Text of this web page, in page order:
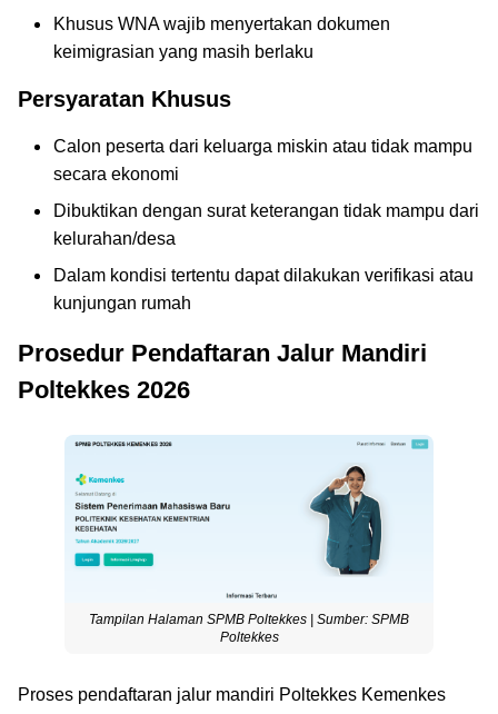
Khusus WNA wajib menyertakan dokumen
keimigrasian yang masih berlaku
Persyaratan Khusus
Calon peserta dari keluarga miskin atau tidak mampu
secara ekonomi
Dibuktikan dengan surat keterangan tidak mampu dari
kelurahan/desa
Dalam kondisi tertentu dapat dilakukan verifikasi atau
kunjungan rumah
Prosedur Pendaftaran Jalur Mandiri
Poltekkes 2026
Tampilan Halaman SPMB Poltekkes | Sumber: SPMB
Poltekkes
Proses pendaftaran jalur mandiri Poltekkes Kemenkes